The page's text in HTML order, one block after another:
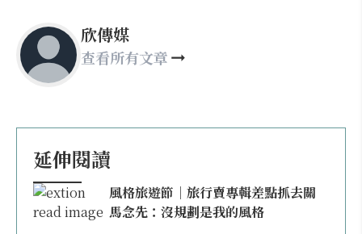
欣傳媒
查看所有文章
延伸閱讀
風格旅遊節｜旅行賣專輯差點抓去關
馬念先：沒規劃是我的風格